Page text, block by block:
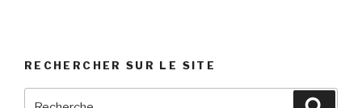
RECHERCHER SUR LE SITE